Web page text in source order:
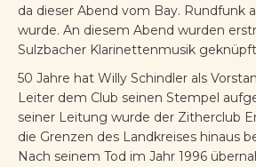
da dieser Abend vom Bay. Rundfunk
wurde. An diesem Abend wurden
Sulzbacher Klarinettenmusik
50 Jahre hat Willy Schindler als
Leiter dem Club seinen Stempel
seiner Leitung wurde der Zitherclub
die Grenzen des Landkreises hinaus
Nach seinem Tod im Jahr 1996